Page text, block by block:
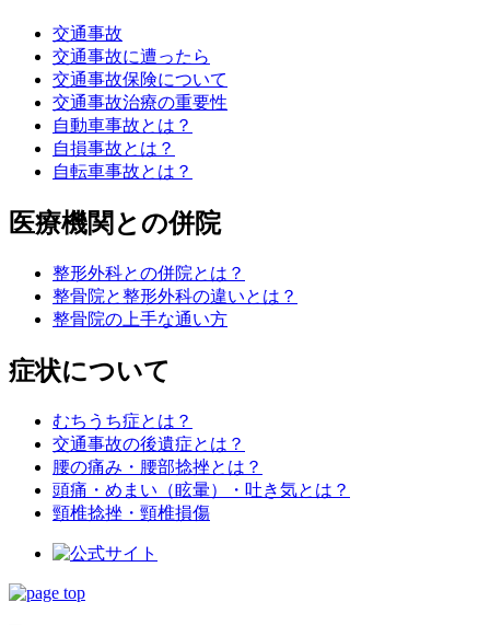
交通事故
交通事故に遭ったら
交通事故保険について
交通事故治療の重要性
自動車事故とは？
自損事故とは？
自転車事故とは？
医療機関との併院
整形外科との併院とは？
整骨院と整形外科の違いとは？
整骨院の上手な通い方
症状について
むちうち症とは？
交通事故の後遺症とは？
腰の痛み・腰部捻挫とは？
頭痛・めまい（眩暈）・吐き気とは？
頸椎捻挫・頸椎損傷